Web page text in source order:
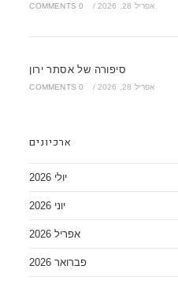
אפריל 28, 2026 /
0 COMMENTS
סיפורה של אסתר ירון
אפריל 28, 2026 /
0 COMMENTS
ארכיונים
יולי 2026
יוני 2026
אפריל 2026
פברואר 2026